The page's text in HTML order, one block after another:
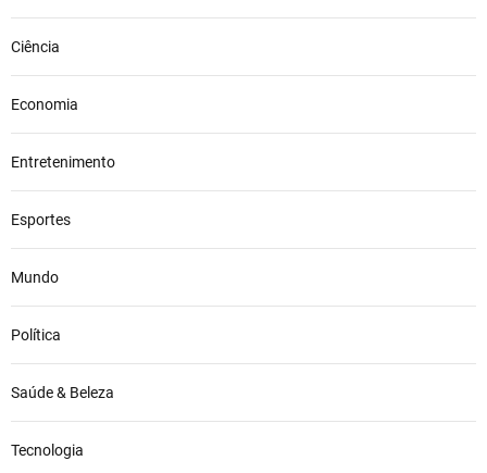
Ciência
Economia
Entretenimento
Esportes
Mundo
Política
Saúde & Beleza
Tecnologia